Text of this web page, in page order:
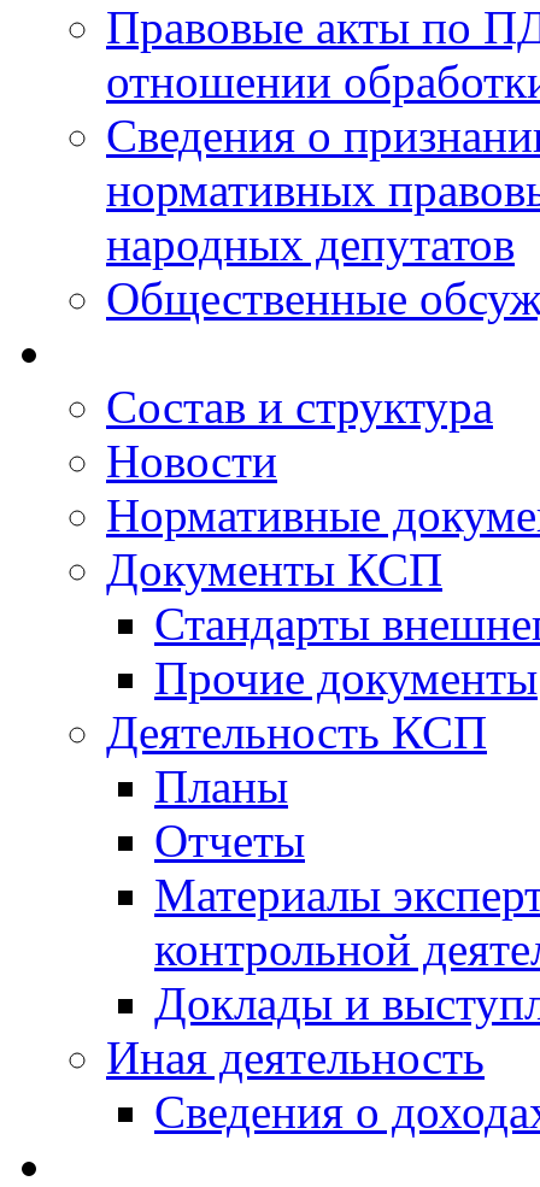
Правовые акты по
отношении
Сведения о
нормативных
народных депутатов
Общественные
Состав и структура
Новости
Нормативные
Документы КСП
Стандарты
Прочие документы
Деятельность КСП
Планы
Отчеты
Материалы
контрольной
Доклады и
Иная деятельность
Сведения о